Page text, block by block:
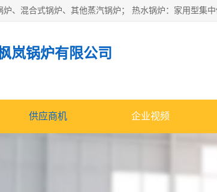
岚锅炉有限公司
供应商机 企业视频